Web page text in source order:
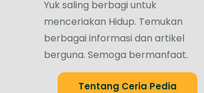
Yuk saling berbagi untuk
menceriakan Hidup. Temukan
berbagai informasi dan artikel
berguna. Semoga bermanfaat.
Tentang Ceria Pedia